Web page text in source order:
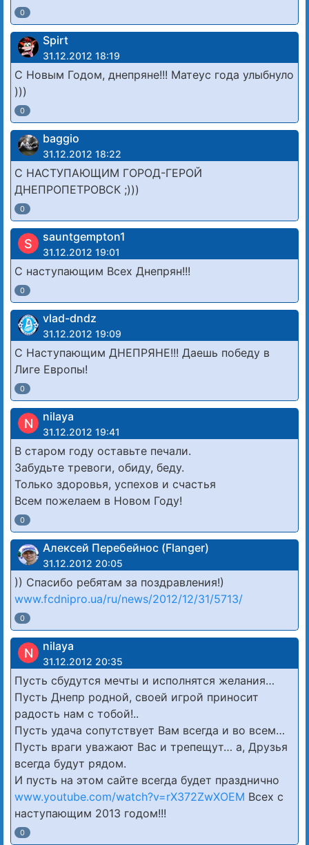
0
Spirt
31.12.2012 18:19
С Новым Годом, днепряне!!! Матеус года улыбнуло
)))
0
baggio
31.12.2012 18:22
С НАСТУПАЮЩИМ ГОРОД-ГЕРОЙ
ДНЕПРОПЕТРОВСК ;)))
0
S sauntgempton1
31.12.2012 19:01
С наступающим Всех Днепрян!!!
0
vlad-dndz
31.12.2012 19:09
С Наступающим ДНЕПРЯНЕ!!! Даешь победу в
Лиге Европы!
0
N nilaya
31.12.2012 19:41
В старом году оставьте печали.
Забудьте тревоги, обиду, беду.
Только здоровья, успехов и счастья
Всем пожелаем в Новом Году!
0
Алексей Перебейнос (Flanger)
31.12.2012 20:05
)) Спасибо ребятам за поздравления!)
www.fcdnipro.ua/ru/news/2012/12/31/5713/
0
N nilaya
31.12.2012 20:35
Пусть сбудутся мечты и исполнятся желания…
Пусть Днепр родной, своей игрой приносит
радость нам с тобой!..
Пусть удача сопутствует Вам всегда и во всем…
Пусть враги уважают Вас и трепещут… а, Друзья
всегда будут рядом.
И пусть на этом сайте всегда будет празднично
www.youtube.com/watch?v=rX372ZwXOEM Всех с
наступающим 2013 годом!!!
0